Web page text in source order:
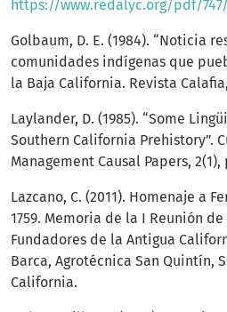
https://www.redalyc.org/pdf/747/
Golbaum, D. E. (1984). “Noticia
comunidades indígenas que
la Baja California. Revista
Laylander, D. (1985). “Some
Southern California Prehistory”.
Management Causal Papers, 2(1),
Lazcano, C. (2011). Homenaje a
1759. Memoria de la I Reunión
Fundadores de la Antigua
Barca, Agrotécnica San Quintín,
California.